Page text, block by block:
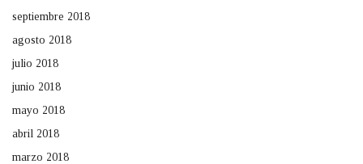
septiembre 2018
agosto 2018
julio 2018
junio 2018
mayo 2018
abril 2018
marzo 2018